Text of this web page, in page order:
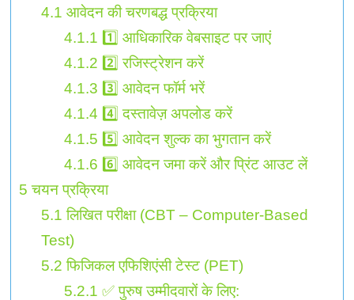
4.1 आवेदन की चरणबद्ध प्रक्रिया
4.1.1 1️⃣ आधिकारिक वेबसाइट पर जाएं
4.1.2 2️⃣ रजिस्ट्रेशन करें
4.1.3 3️⃣ आवेदन फॉर्म भरें
4.1.4 4️⃣ दस्तावेज़ अपलोड करें
4.1.5 5️⃣ आवेदन शुल्क का भुगतान करें
4.1.6 6️⃣ आवेदन जमा करें और प्रिंट आउट लें
5 चयन प्रक्रिया
5.1 लिखित परीक्षा (CBT – Computer-Based
Test)
5.2 फिजिकल एफिशिएंसी टेस्ट (PET)
5.2.1 ✅ पुरुष उम्मीदवारों के लिए: